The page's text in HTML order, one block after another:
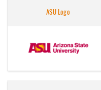
ASU Logo